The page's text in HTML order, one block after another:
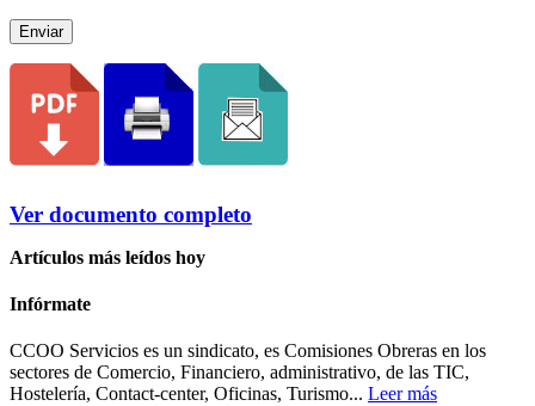
Enviar
Ver documento completo
Artículos más leídos hoy
Infórmate
CCOO Servicios es un sindicato, es Comisiones Obreras en los
sectores de Comercio, Financiero, administrativo, de las TIC,
Hostelería, Contact-center, Oficinas, Turismo... Leer más